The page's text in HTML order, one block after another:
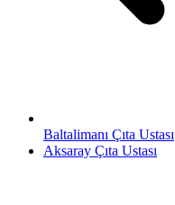
Baltalimanı Çıta Ustası
Aksaray Çıta Ustası